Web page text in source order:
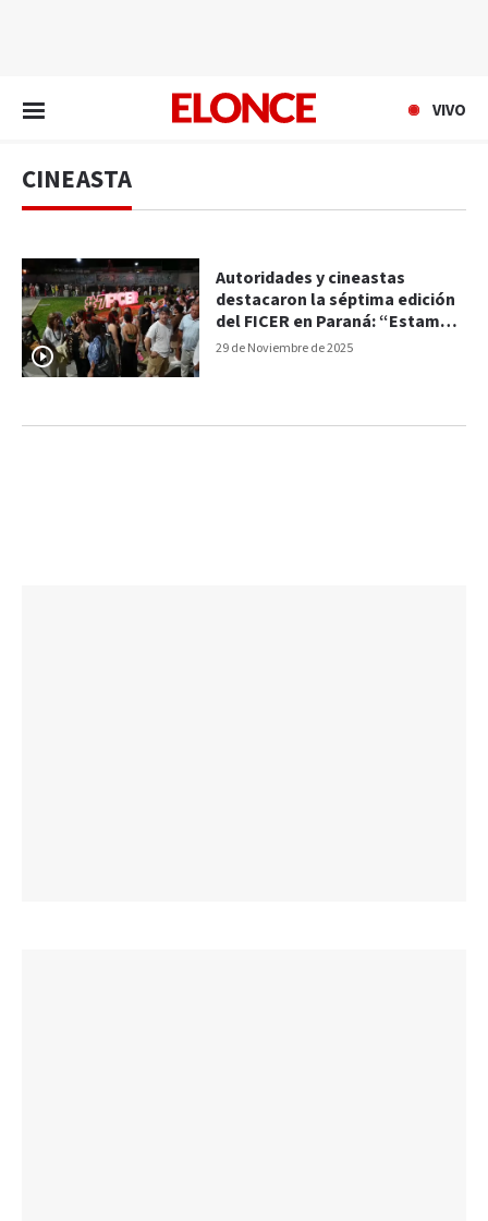
VIVO
CINEASTA
29 de Noviembre de 2025
Autoridades y cineastas
destacaron la séptima edición
del FICER en Paraná: “Estamos
desbordados de felicidad”